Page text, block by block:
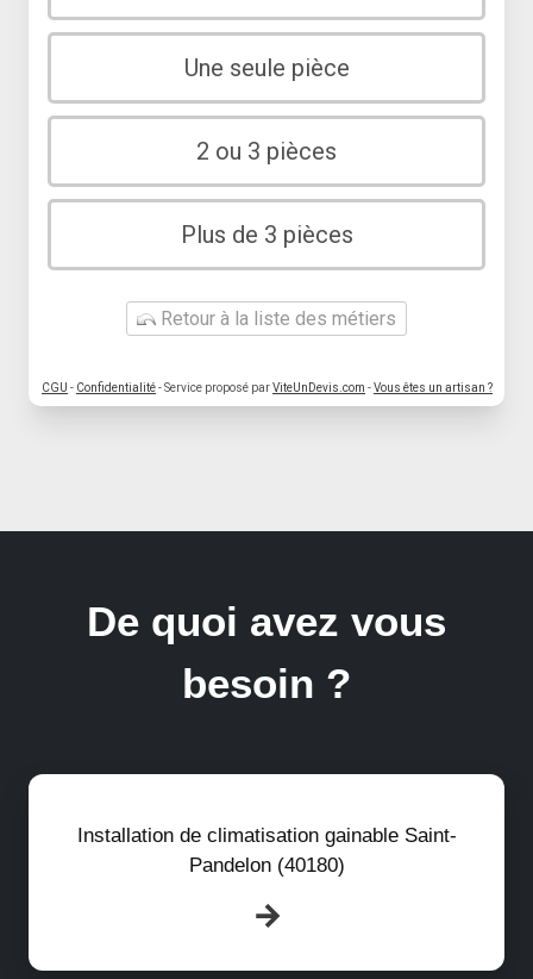
Une seule pièce
2 ou 3 pièces
Plus de 3 pièces
Retour à la liste des métiers
CGU - Confidentialité- Service proposé parViteUnDevis.com -Vous êtes un artisan ?
De quoi avez vous
besoin ?
Installation de climatisation gainable Saint-
Pandelon (40180)